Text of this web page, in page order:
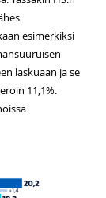
esimerkiksi
laskuaan ja se
11,1%.